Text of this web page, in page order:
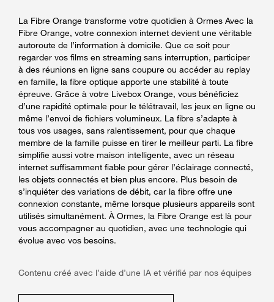
La Fibre Orange transforme votre quotidien à Ormes Avec la
Fibre Orange, votre connexion internet devient une véritable
autoroute de l’information à domicile. Que ce soit pour
regarder vos films en streaming sans interruption, participer
à des réunions en ligne sans coupure ou accéder au replay
en famille, la fibre optique apporte une stabilité à toute
épreuve. Grâce à votre Livebox Orange, vous bénéficiez
d’une rapidité optimale pour le télétravail, les jeux en ligne ou
même l’envoi de fichiers volumineux. La fibre s’adapte à
tous vos usages, sans ralentissement, pour que chaque
membre de la famille puisse en tirer le meilleur parti. La fibre
simplifie aussi votre maison intelligente, avec un réseau
internet suffisamment fiable pour gérer l’éclairage connecté,
les objets connectés et bien plus encore. Plus besoin de
s’inquiéter des variations de débit, car la fibre offre une
connexion constante, même lorsque plusieurs appareils sont
utilisés simultanément. À Ormes, la Fibre Orange est là pour
vous accompagner au quotidien, avec une technologie qui
évolue avec vos besoins.
Contenu créé avec l’aide d’une IA et vérifié par nos équipes